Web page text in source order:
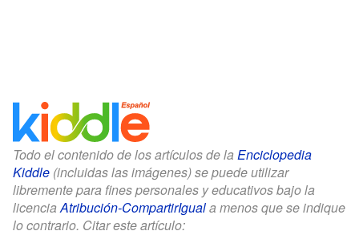
Todo el contenido de los artículos de la Enciclopedia
Kiddle (incluidas las imágenes) se puede utilizar
libremente para fines personales y educativos bajo la
licenciaAtribución-CompartirIguala menos que se indique
lo contrario. Citar este artículo: